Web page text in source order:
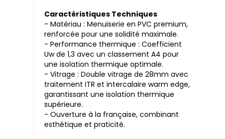
Caractéristiques Techniques
- Matériau : Menuiserie en PVC premium,
renforcée pour une solidité maximale.
- Performance thermique : Coefficient
Uw de 1,3 avec un classement A4 pour
une isolation thermique optimale.
- Vitrage : Double vitrage de 28mm avec
traitement ITR et intercalaire warm edge,
garantissant une isolation thermique
supérieure.
- Ouverture à la française, combinant
esthétique et praticité.